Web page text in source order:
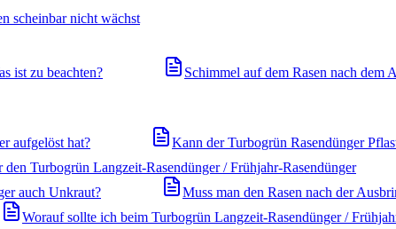
scheinbar nicht wächst
ist zu beachten?
Schimmel auf dem Rasen nach dem
aufgelöst hat?
Kann der Turbogrün Rasendünger
den Turbogrün Langzeit-Rasendünger / Frühjahr-Rasendünger
auch Unkraut?
Muss man den Rasen nach der
Worauf sollte ich beim Turbogrün Langzeit-Rasendünger /